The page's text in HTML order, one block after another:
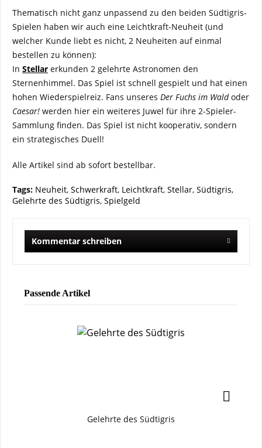
Thematisch nicht ganz unpassend zu den beiden Südtigris-
Spielen haben wir auch eine Leichtkraft-Neuheit (und
welcher Kunde liebt es nicht, 2 Neuheiten auf einmal
bestellen zu können):
In Stellar erkunden 2 gelehrte Astronomen den
Sternenhimmel. Das Spiel ist schnell gespielt und hat einen
hohen Wiederspielreiz. Fans unseres Der Fuchs im Waldoder
Caesar! werden hier ein weiteres Juwel für ihre 2-Spieler-
Sammlung finden. Das Spiel ist nicht kooperativ, sondern
ein strategisches Duell!
Alle Artikel sind ab sofort bestellbar.
Tags: Neuheit, Schwerkraft, Leichtkraft, Stellar, Südtigris,
Gelehrte des Südtigris, Spielgeld
Kommentar schreiben
Passende Artikel
Gelehrte des Südtigris